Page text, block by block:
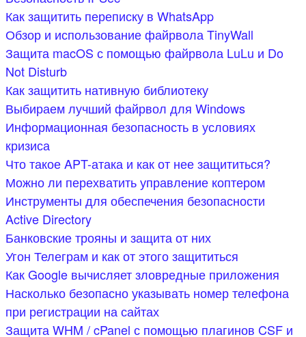
Как защитить переписку в WhatsApp
Обзор и использование файрвола TinyWall
Защита macOS с помощью файрвола LuLu и Do
Not Disturb
Как защитить нативную библиотеку
Выбираем лучший файрвол для Windows
Информационная безопасность в условиях
кризиса
Что такое APT-атака и как от нее защититься?
Можно ли перехватить управление коптером
Инструменты для обеспечения безопасности
Active Directory
Банковские трояны и защита от них
Угон Телеграм и как от этого защититься
Как Google вычисляет зловредные приложения
Насколько безопасно указывать номер телефона
при регистрации на сайтах
Защита WHM / cPanel с помощью плагинов CSF и